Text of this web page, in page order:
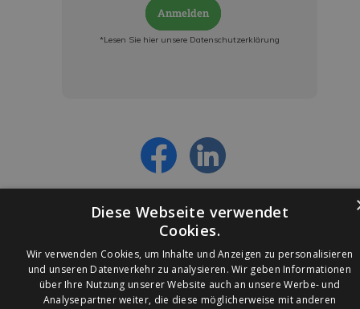
Anmelden
*Lesen Sie hier unsere Datenschutzerklärung
© 2026 Ledleuchtendiscounter.de
Diese Webseite verwendet
Cookies.
Wir verwenden Cookies, um Inhalte und Anzeigen zu personalisieren
und unseren Datenverkehr zu analysieren. Wir geben Informationen
über Ihre Nutzung unserer Website auch an unsere Werbe- und
Analysepartner weiter, die diese möglicherweise mit anderen